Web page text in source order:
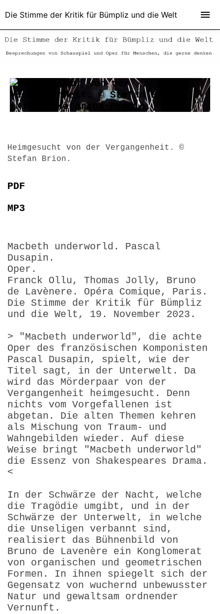
Heimgesucht von der Vergangenheit. ©
Stefan Brion.
PDF
MP3
Macbeth underworld. Pascal
Dusapin.
Oper.
Franck Ollu, Thomas Jolly, Bruno
de Lavènere. Opéra Comique, Paris.
Die Stimme der Kritik für Bümpliz
und die Welt, 19. November 2023.
> "Macbeth underworld", die achte
Oper des französischen Komponisten
Pascal Dusapin, spielt, wie der
Titel sagt, in der Unterwelt. Da
wird das Mörderpaar von der
Vergangenheit heimgesucht. Denn
nichts vom Vorgefallenen ist
abgetan. Die alten Themen kehren
als Mischung von Traum- und
Wahngebilden wieder. Auf diese
Weise bringt "Macbeth underworld"
die Essenz von Shakespeares Drama.
<
In der Schwärze der Nacht, welche
die Tragödie umgibt, und in der
Schwärze der Unterwelt, in welche
die Unseligen verbannt sind,
realisiert das Bühnenbild von
Bruno de Lavenère ein Konglomerat
von organischen und geometrischen
Formen. In ihnen spiegelt sich der
Gegensatz von wuchernd unbewusster
Natur und gewaltsam ordnender
Vernunft.
Die Stimme der Kritik für Bümpliz und die Welt